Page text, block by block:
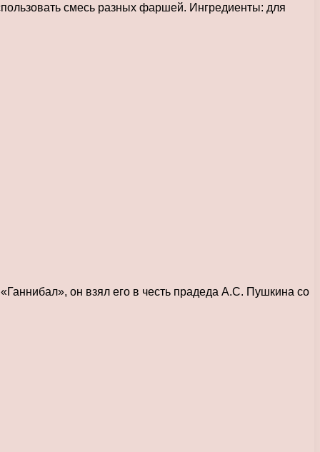
смесь разных фаршей. Ингредиенты: для
он взял его в честь прадеда А.С. Пушкина со